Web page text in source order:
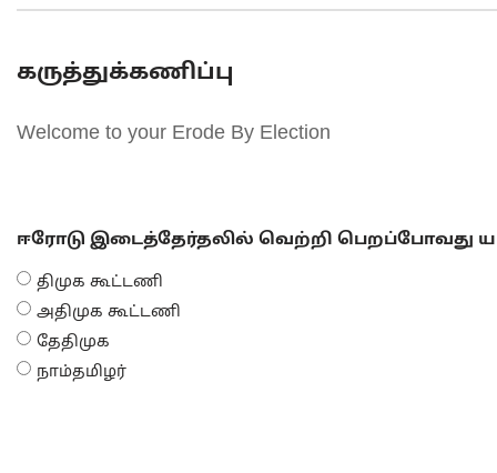
கருத்துக்கணிப்பு
Welcome to your Erode By Election
ஈரோடு இடைத்தேர்தலில் வெற்றி பெறப்போவது
திமுக கூட்டணி
அதிமுக கூட்டணி
தேதிமுக
நாம்தமிழர்